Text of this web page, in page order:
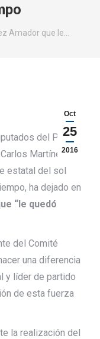
Amador que le…
Oct
25
2016
del Partido
Martínez
estatal del sol
ha dejado en
“le quedó
del Comité
una diferencia
y líder de partido
de esta fuerza
la realización del